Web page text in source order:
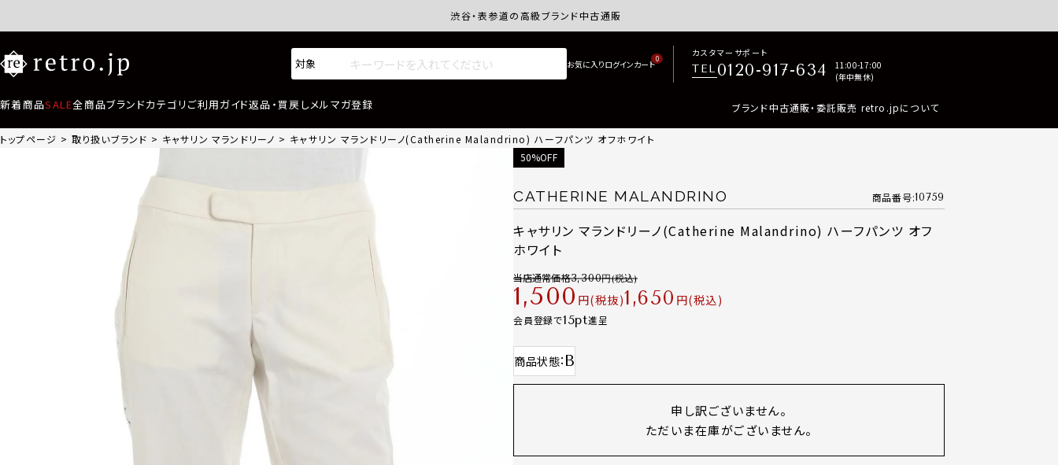
渋谷・表参道の高級ブランド中古通販サイトretro.jp商品はすべて正規品保証・返品可能（返品NG記載品を除く）
0
カスタマーサポート
TEL0120-917-634
11:00-17:00
(年中無休)
新着商品SALE全商品ブランドカテゴリ ご利用ガイド返品・買戻しメルマガ登録 ブランド中古通販・委託販売 retro.jpについて
トップページ 取り扱いブランド キャサリン マランドリーノ キャサリン マランドリーノ(Catherine Malandrino) ハーフパンツ オフホワイト
50%OFF
CATHERINE MALANDRINO 商品番号 10759
キャサリン マランドリーノ(Catherine Malandrino) ハーフパンツ オフ
ホワイト
当店通常価格3,300
1,500 税抜 1,650 税込
会員登録で15 進呈
商品状態 B
申し訳ございません。
ただいま在庫がございません。